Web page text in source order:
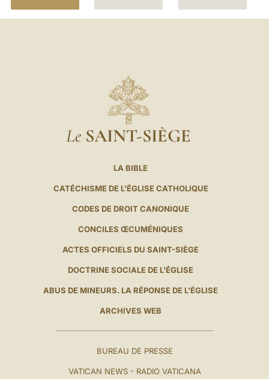
Le SAINT-SIÈGE
LA BIBLE
CATÉCHISME DE L'ÉGLISE CATHOLIQUE
CODES DE DROIT CANONIQUE
CONCILES ŒCUMÉNIQUES
ACTES OFFICIELS DU SAINT-SIÈGE
DOCTRINE SOCIALE DE L'ÉGLISE
ABUS DE MINEURS. LA RÉPONSE DE L'ÉGLISE
ARCHIVES WEB
BUREAU DE PRESSE
VATICAN NEWS - RADIO VATICANA